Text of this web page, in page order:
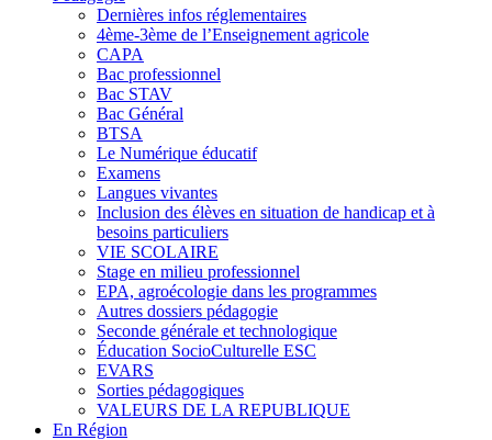
Dernières infos réglementaires
4ème-3ème de l’Enseignement agricole
CAPA
Bac professionnel
Bac STAV
Bac Général
BTSA
Le Numérique éducatif
Examens
Langues vivantes
Inclusion des élèves en situation de handicap et à
besoins particuliers
VIE SCOLAIRE
Stage en milieu professionnel
EPA, agroécologie dans les programmes
Autres dossiers pédagogie
Seconde générale et technologique
Éducation SocioCulturelle ESC
EVARS
Sorties pédagogiques
VALEURS DE LA REPUBLIQUE
En Région